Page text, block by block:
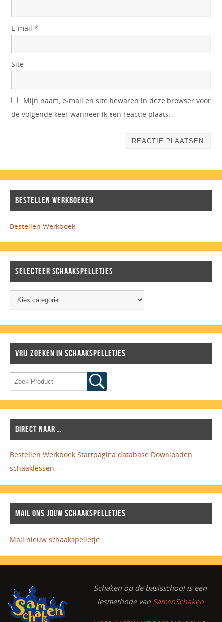
E-mail *
Site
Mijn naam, e-mail en site bewaren in deze browser voor
de volgende keer wanneer ik een reactie plaats.
BESTELLEN WERKBOEKEN
Bestellen Werkboek
SELECTEER SCHAAKSPELLETJES
VRIJ ZOEKEN IN SCHAAKSPELLETJES
DIRECT NAAR …
Bestellen Werkboek Startpagina database Downloaden
schaaklessen
MAIL ONS JOUW SCHAAKSPELLETJES
Mail nieuw schaakspelletje
Schaken op de basisschoolis een
lesmethode van SamenSchaken